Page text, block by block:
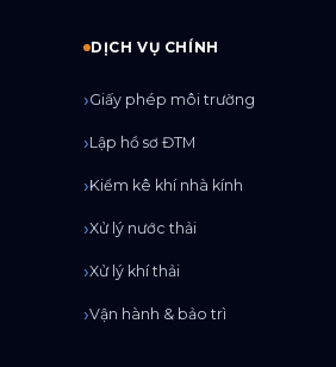
DỊCH VỤ CHÍNH
Giấy phép môi trường
Lập hồ sơ ĐTM
Kiểm kê khí nhà kính
Xử lý nước thải
Xử lý khí thải
Vận hành & bảo trì